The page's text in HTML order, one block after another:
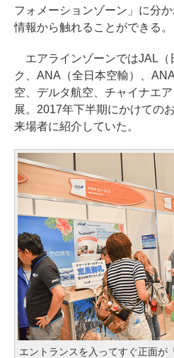
フォメーションゾーン」に分
情報から触れることができる。
エアラインゾーンではJAL（
ク、ANA（全日本空輸）、
空、デルタ航空、チャイナエ
展。2017年下半期にかけての
来場者に紹介していた。
エントランスを入ってすぐ正面が